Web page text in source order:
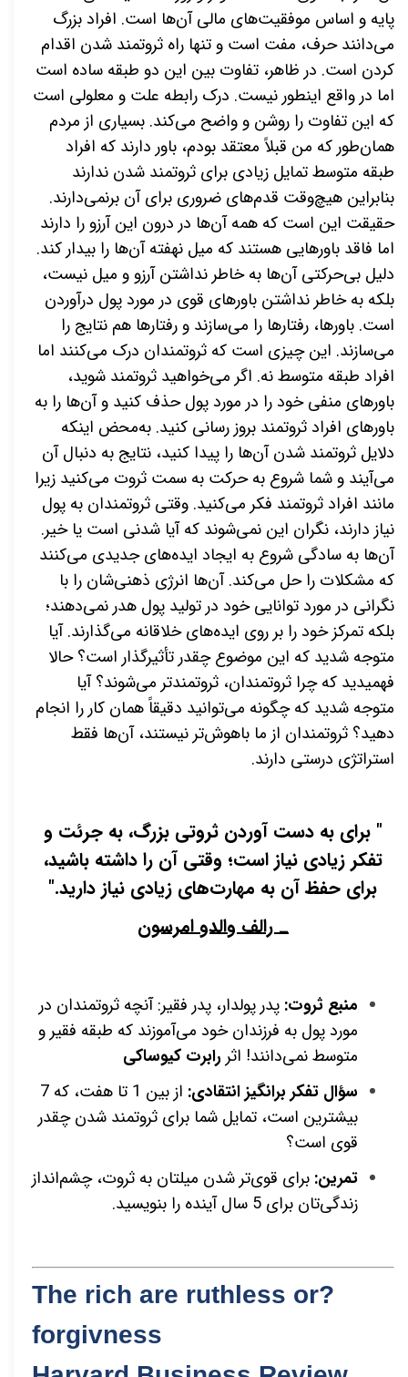
پایه و اساس موفقیت‌های مالی آن‌ها است. افراد بزرگ
می‌دانند حرف، مفت است و تنها راه ثروتمند شدن اقدام
کردن است. در ظاهر، تفاوت بین این دو طبقه ساده است
اما در واقع اینطور نیست. درک رابطه علت و معلولی است
که این تفاوت را روشن و واضح می‌کند. بسیاری از مردم
همان‌طور که من قبلاً معتقد بودم، باور دارند که افراد
طبقه متوسط تمایل زیادی برای ثروتمند شدن ندارند
بنابراین هیچ‌وقت قدم‌های ضروری برای آن برنمی‌دارند.
حقیقت این است که همه آن‌ها در درون این آرزو را دارند
اما فاقد باورهایی هستند که میل نهفته آن‌ها را بیدار کند.
دلیل بی‌حرکتی آن‌ها به خاطر نداشتن آرزو و میل نیست،
بلکه به خاطر نداشتن باورهای قوی در مورد پول درآوردن
است. باورها، رفتارها را می‌سازند و رفتارها هم نتایج را
می‌سازند. این چیزی است که ثروتمندان درک می‌کنند اما
افراد طبقه متوسط نه. اگر می‌خواهید ثروتمند شوید،
باورهای منفی خود را در مورد پول حذف کنید و آن‌ها را به
باورهای افراد ثروتمند بروز رسانی کنید. به‌محض اینکه
دلایل ثروتمند شدن آن‌ها را پیدا کنید، نتایج به دنبال آن
می‌آیند و شما شروع به حرکت به سمت ثروت می‌کنید زیرا
مانند افراد ثروتمند فکر می‌کنید. وقتی ثروتمندان به پول
نیاز دارند، نگران این نمی‌شوند که آیا شدنی است یا خیر.
آن‌ها به سادگی شروع به ایجاد ایده‌های جدیدی می‌کنند
که مشکلات را حل می‌کند. آن‌ها انرژی ذهنی‌شان را با
نگرانی در مورد توانایی خود در تولید پول هدر نمی‌دهند؛
بلکه تمرکز خود را بر روی ایده‌های خلاقانه می‌گذارند. آیا
متوجه شدید که این موضوع چقدر تأثیرگذار است؟ حالا
فهمیدید که چرا ثروتمندان، ثروتمندتر می‌شوند؟ آیا
متوجه شدید که چگونه می‌توانید دقیقاً همان کار را انجام
دهید؟ ثروتمندان از ما باهوش‌تر نیستند، آن‌ها فقط
استراتژی درستی دارند.
" برای به دست آوردن ثروتی بزرگ، به جرئت و
تفکر زیادی نیاز است؛ وقتی آن را داشته باشید،
برای حفظ آن به مهارت‌های زیادی نیاز دارید."
_ رالف والدو امرسون
منبع ثروت: پدر پولدار، پدر فقیر: آنچه ثروتمندان در
مورد پول به فرزندان خود می‌آموزند که طبقه فقیر و
متوسط نمی‌دانند! اثر رابرت کیوساکی
سؤال تفکر برانگیز انتقادی:
از بین 1 تا هفت، که 7
بیشترین است، تمایل شما برای ثروتمند شدن چقدر
قوی است؟
تمرین: برای قوی‌تر شدن میلتان به ثروت، چشم‌انداز
زندگی‌تان برای 5 سال آینده را بنویسید.
?The rich are ruthless or
forgivness